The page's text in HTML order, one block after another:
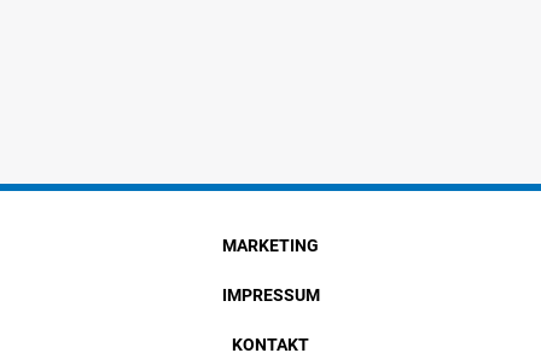
MARKETING
IMPRESSUM
KONTAKT